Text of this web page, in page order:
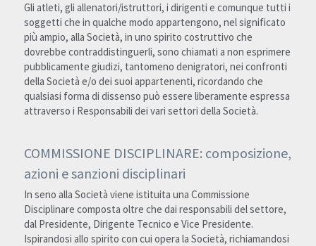
Gli atleti, gli allenatori/istruttori, i dirigenti e comunque tutti i
soggetti che in qualche modo appartengono, nel significato
più ampio, alla Società, in uno spirito costruttivo che
dovrebbe contraddistinguerli, sono chiamati a non esprimere
pubblicamente giudizi, tantomeno denigratori, nei confronti
della Società e/o dei suoi appartenenti, ricordando che
qualsiasi forma di dissenso può essere liberamente espressa
attraverso i Responsabili dei vari settori della Società.
COMMISSIONE DISCIPLINARE: composizione,
azioni e sanzioni disciplinari
In seno alla Società viene istituita una Commissione
Disciplinare composta oltre che dai responsabili del settore,
dal Presidente, Dirigente Tecnico e Vice Presidente.
Ispirandosi allo spirito con cui opera la Società, richiamandosi